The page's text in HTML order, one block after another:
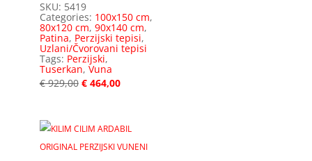
SKU: 5419
Categories: 100x150 cm,
80x120 cm, 90x140 cm,
Patina, Perzijski tepisi,
Uzlani/Čvorovani tepisi
Tags: Perzijski,
Tuserkan, Vuna
€929,00 €464,00